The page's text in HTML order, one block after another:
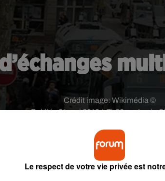
Publié : 21 mai 2019 à 7h28 par Lucie
Crédit image:Wikimédia ©
Le respect de votre vie privée est